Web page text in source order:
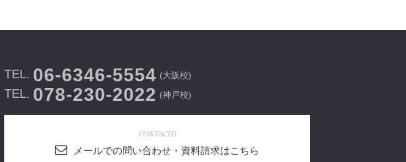
TEL. 06-6346-5554 (大阪校)
TEL. 078-230-2022 (神戸校)
CONTACTO
メールでの問い合わせ・資料請求はこちら